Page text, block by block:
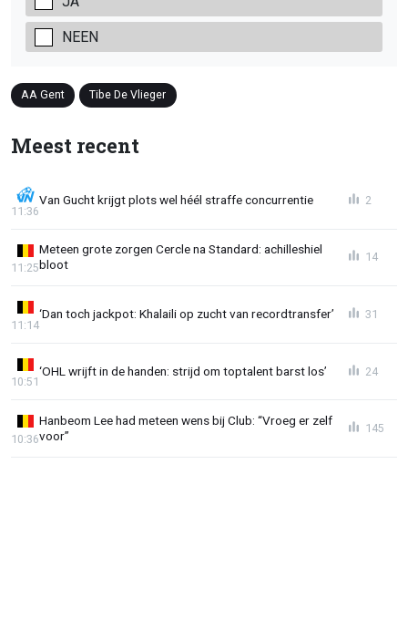
NEEN
AA Gent Tibe De Vlieger
Meest recent
Van Gucht krijgt plots wel héél straffe concurrentie
11:36
2
Meteen grote zorgen Cercle na Standard: achilleshiel
bloot
11:25
14
‘Dan toch jackpot: Khalaili op zucht van recordtransfer’
11:14
31
‘OHL wrijft in de handen: strijd om toptalent barst los’
10:51
24
Hanbeom Lee had meteen wens bij Club: “Vroeg er zelf
voor”
10:36
145